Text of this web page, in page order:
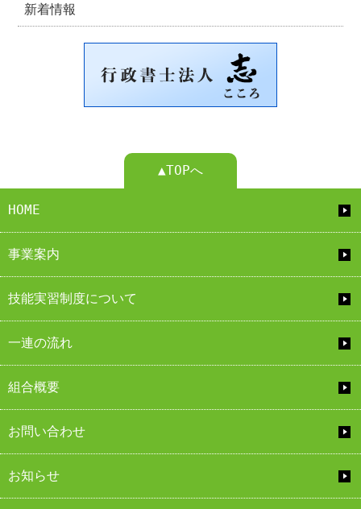
新着情報
▲TOPへ
HOME
事業案内
技能実習制度について
一連の流れ
組合概要
お問い合わせ
お知らせ